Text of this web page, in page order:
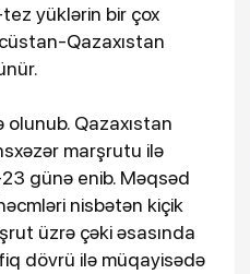
yüklərin bir çox
Qazaxıstan
olunub. Qazaxıstan
marşrutu ilə
günə enib. Məqsəd
nisbətən kiçik
üzrə çəki əsasında
dövrü ilə müqayisədə